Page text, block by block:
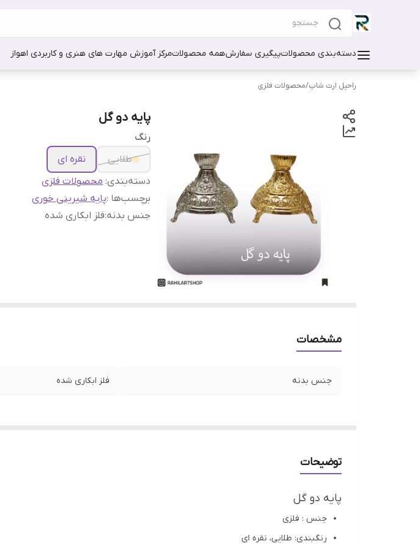
دسته‌بندی محصولاتپیگیری سفارشهمه محصولاتمرکز آموزش مهارت های هنری و کاربردی اهواز
راحیل ارت شاپ/محصولات فلزی
پایه دو گل
رنگ
طلایی
نقره ای
دسته‌بندی: محصولات فلزی
برچسب‌ها :پایه شیرینی خوری
جنس بدنه:فلز ابکاری شده
مشخصات
جنس بدنه فلز ابکاری شده
توضیحات
پایه دو گل
جنس : فلزی
رنگبندی: طلایی، نقره ای